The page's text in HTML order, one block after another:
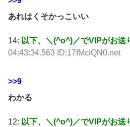
あれはくそかっこいい
14: 以下、＼(^o^)／でVIPがお送
04:43:34.563 ID:17fMcIQN0.net
>>9
わかる
12: 以下、＼(^o^)／でVIPがお送